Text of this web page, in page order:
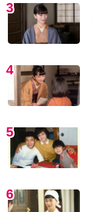
4
5
6